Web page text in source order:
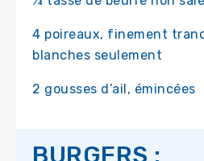
4 poireaux, finement
blanches seulement
2 gousses d’ail, émincées